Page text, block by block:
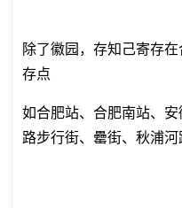
除了徽园，存知己寄存
存点
如合肥站、合肥南站、
路步行街、罍街、秋浦